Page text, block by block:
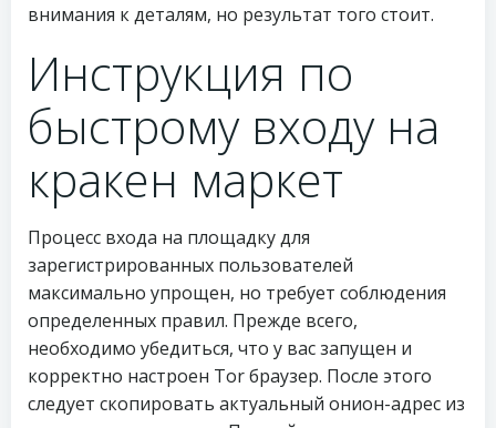
внимания к деталям, но результат того стоит.
Инструкция по
быстрому входу на
кракен маркет
Процесс входа на площадку для
зарегистрированных пользователей
максимально упрощен, но требует соблюдения
определенных правил. Прежде всего,
необходимо убедиться, что у вас запущен и
корректно настроен Tor браузер. После этого
следует скопировать актуальный онион-адрес из